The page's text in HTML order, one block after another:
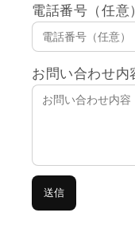
電話番号（任意）
お問い合わせ内
送信